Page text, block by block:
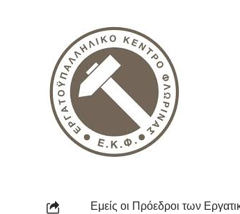
Εμείς οι Πρόεδροι των